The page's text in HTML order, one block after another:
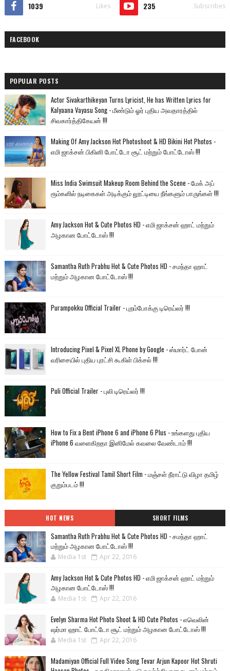
1039 Likes 235 Subscribes
FACEBOOK
POPULAR POSTS
Actor Sivakarthikeyan Turns Lyricist, He has Written Lyrics for
Kalyaana Vayasu Song - மீண்டும் ஓர் புதிய அவதாரத்தில்
சிவகார்த்திகேயன் !!!
Making Of Amy Jackson Hot Photoshoot & HD Bikini Hot Photos -
எமி ஜாக்சன் பிகினி போட்டோ சூட் மற்றும் போட்டோஸ் !!!
Miss India Swimsuit Makeup Room Behind the Scene - மேக் அப்
ரூம்களில் நடிகைகள் அடிக்கும் லூட்டியை நீங்களும் பாருங்கள் !!!
Amy Jackson Hot & Cute Photos HD - எமி ஜாக்சன் ஹாட் மற்றும்
அழகான போட்டோஸ் !!!
Samantha Ruth Prabhu Hot & Cute Photos HD - சமந்தா ஹாட்
மற்றும் அழகான போட்டோஸ் !!!
Purampokku Official Trailer - புறம்போக்கு டிரெய்லர் !!!
Introducing Pixel & Pixel XL Phone by Google - ஸ்மார்ட் போன்
வரிசையில் புதிய புரட்சி கூகிள் பிக்சல் !!!
Puli Official Trailer - புலி டிரெய்லர் !!!
How to Fix a Bent iPhone 6 and iPhone 6 Plus - உங்களது புதிய
iPhone 6 வளைகிறதா இனிமேல் கவலை வேண்டாம் !!!
The Yellow Festival Tamil Short Film - மஞ்சள் நீராட்டு விழா தமிழ்
குறும்படம் !!!
HOT NEWS SHORT FILMS
Samantha Ruth Prabhu Hot & Cute Photos HD - சமந்தா ஹாட்
மற்றும் அழகான போட்டோஸ் !!!
Media 1st Apr 22, 2016
Amy Jackson Hot & Cute Photos HD - எமி ஜாக்சன் ஹாட் மற்றும்
அழகான போட்டோஸ் !!!
Media 1st Apr 22, 2016
Evelyn Sharma Hot Photo Shoot & HD Cute Photos - எவெலின்
ஷர்மா ஹாட் போட்டோ சூட் மற்றும் அழகான போட்டோஸ் !!!
Media 1st Apr 22, 2016
Madamiyan Official Full Video Song Tevar Arjun Kapoor Hot Shruti